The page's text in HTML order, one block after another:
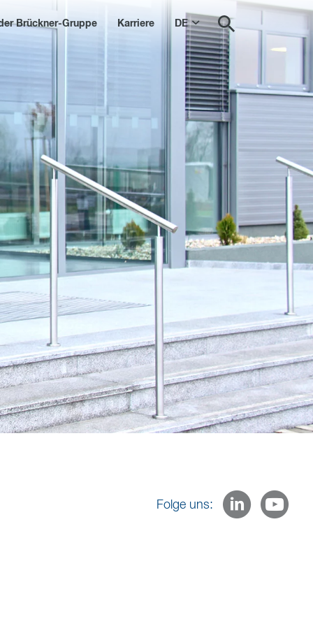
Brückner-Gruppe Karriere DE
Folge uns: